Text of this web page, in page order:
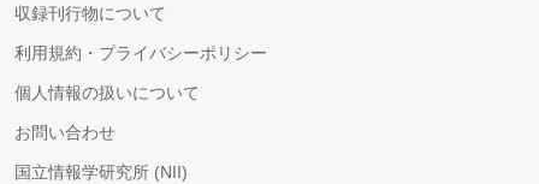
収録刊行物について
利用規約・プライバシーポリシー
個人情報の扱いについて
お問い合わせ
国立情報学研究所 (NII)